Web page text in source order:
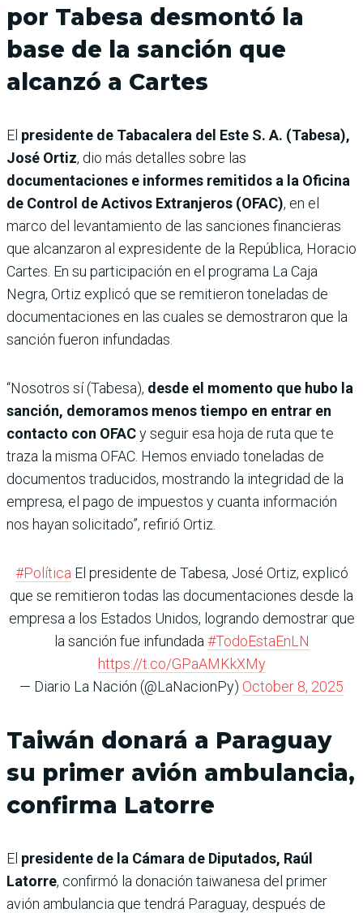
por Tabesa desmontó la
base de la sanción que
alcanzó a Cartes
El presidente de Tabacalera del Este S. A. (Tabesa),
José Ortiz, dio más detalles sobre las
documentaciones e informes remitidos a la Oficina
de Control de Activos Extranjeros (OFAC), en el
marco del levantamiento de las sanciones financieras
que alcanzaron al expresidente de la República, Horacio
Cartes. En su participación en el programa La Caja
Negra, Ortiz explicó que se remitieron toneladas de
documentaciones en las cuales se demostraron que la
sanción fueron infundadas.
“Nosotros sí (Tabesa), desde el momento que hubo la
sanción, demoramos menos tiempo en entrar en
contacto con OFACy seguir esa hoja de ruta que te
traza la misma OFAC. Hemos enviado toneladas de
documentos traducidos, mostrando la integridad de la
empresa, el pago de impuestos y cuanta información
nos hayan solicitado”, refirió Ortiz.
#Política El presidente de Tabesa, José Ortiz, explicó
que se remitieron todas las documentaciones desde la
empresa a los Estados Unidos, logrando demostrar que
la sanción fue infundada#TodoEstaEnLN
https://t.co/GPaAMKkXMy
— Diario La Nación (@LaNacionPy) October 8, 2025
Taiwán donará a Paraguay
su primer avión ambulancia,
confirma Latorre
El presidente de la Cámara de Diputados, Raúl
Latorre, confirmó la donación taiwanesa del primer
avión ambulancia que tendrá Paraguay, después de